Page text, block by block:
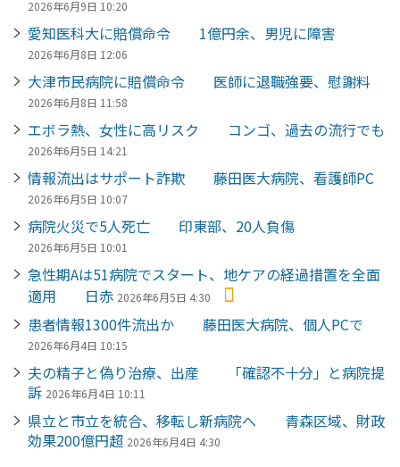
2026年6月9日 10:20
愛知医科大に賠償命令 1億円余、男児に障害
2026年6月8日 12:06
大津市民病院に賠償命令 医師に退職強要、慰謝料
2026年6月8日 11:58
エボラ熱、女性に高リスク コンゴ、過去の流行でも
2026年6月5日 14:21
情報流出はサポート詐欺 藤田医大病院、看護師PC
2026年6月5日 10:07
病院火災で5人死亡 印東部、20人負傷
2026年6月5日 10:01
急性期Aは51病院でスタート、地ケアの経過措置を全面
適用 日赤 2026年6月5日 4:30
患者情報1300件流出か 藤田医大病院、個人PCで
2026年6月4日 10:15
夫の精子と偽り治療、出産 「確認不十分」と病院提
訴 2026年6月4日 10:11
県立と市立を統合、移転し新病院へ 青森区域、財政
効果200億円超 2026年6月4日 4:30